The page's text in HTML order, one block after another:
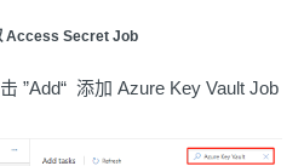
Access Secret Job
”Add“ 添加 Azure Key Vault Job